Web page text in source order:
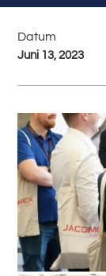
Datum
Juni 13, 2023
# Zurück